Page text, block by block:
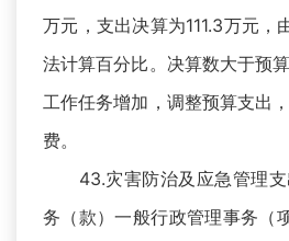
万元，支出决算为111.3万元，
法计算百分比。决算数大于预
工作任务增加，调整预算支出
费。
43.灾害防治及应急管理支
务（款）一般行政管理事务（